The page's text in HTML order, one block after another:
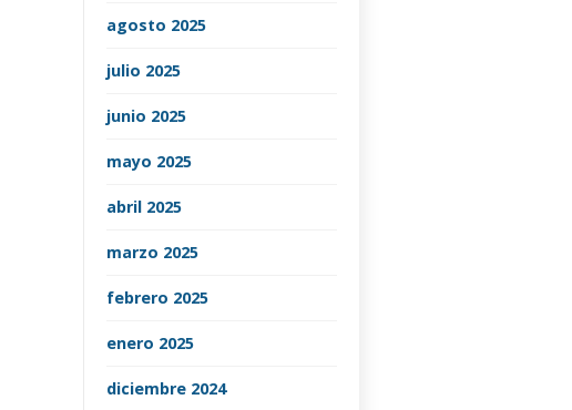
agosto 2025
julio 2025
junio 2025
mayo 2025
abril 2025
marzo 2025
febrero 2025
enero 2025
diciembre 2024